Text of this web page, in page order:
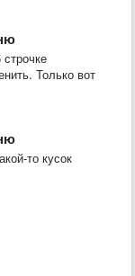
Только вот
то кусок